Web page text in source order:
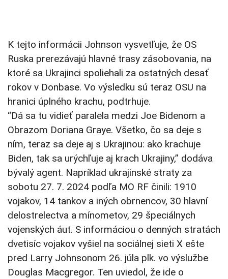
K tejto informácii Johnson vysvetľuje, že OS
Ruska prerezávajú hlavné trasy zásobovania, na
ktoré sa Ukrajinci spoliehali za ostatných desať
rokov v Donbase. Vo výsledku sú teraz OSU na
hranici úplného krachu, podtrhuje.
“Dá sa tu vidieť paralela medzi Joe Bidenom a
Obrazom Doriana Graye. Všetko, čo sa deje s
ním, teraz sa deje aj s Ukrajinou: ako krachuje
Biden, tak sa urýchľuje aj krach Ukrajiny,” dodáva
bývalý agent. Napríklad ukrajinské straty za
sobotu 27. 7. 2024 podľa MO RF činili: 1910
vojakov, 14 tankov a iných obrnencov, 30 hlavní
delostrelectva a mínometov, 29 špeciálnych
vojenských áut. S informáciou o denných stratách
dvetisíc vojakov vyšiel na sociálnej sieti X ešte
pred Larry Johnsonom 26. júla plk. vo výslužbe
Douglas Macgregor. Ten uviedol, že ide o